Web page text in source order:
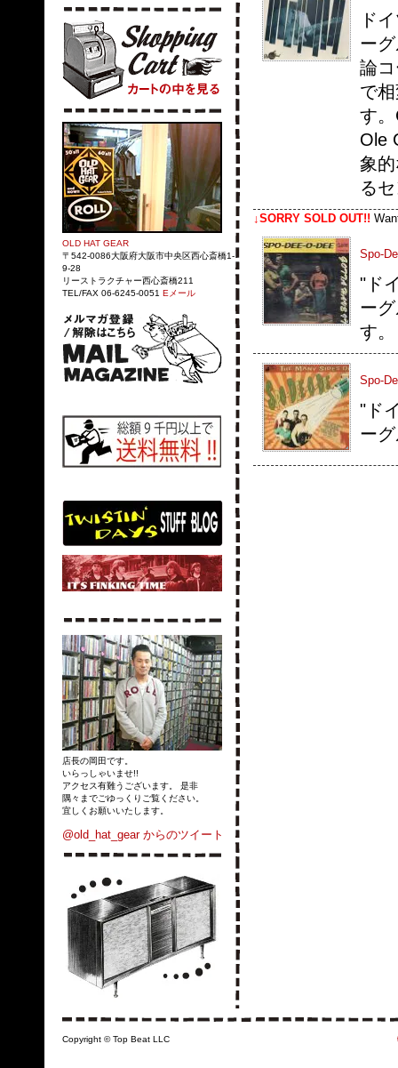
OLD HAT GEAR
〒542-0086大阪府大阪市中央区西心斎橋1-
9-28
リーストラクチャー西心斎橋211
TEL/FAX 06-6245-0051 Eメール
店長の岡田です。
いらっしゃいませ!!
アクセス有難うございます。 是非
隅々までごゆっくりご覧ください。
宜しくお願いいたします。
@old_hat_gear からのツイート
ド
ー
論
で
す
Ole
象
る
↓SORRY SOLD OUT!!
Spo-
"ド
ー
す。
Spo-
"ド
ー
Copyright © Top Beat LLC